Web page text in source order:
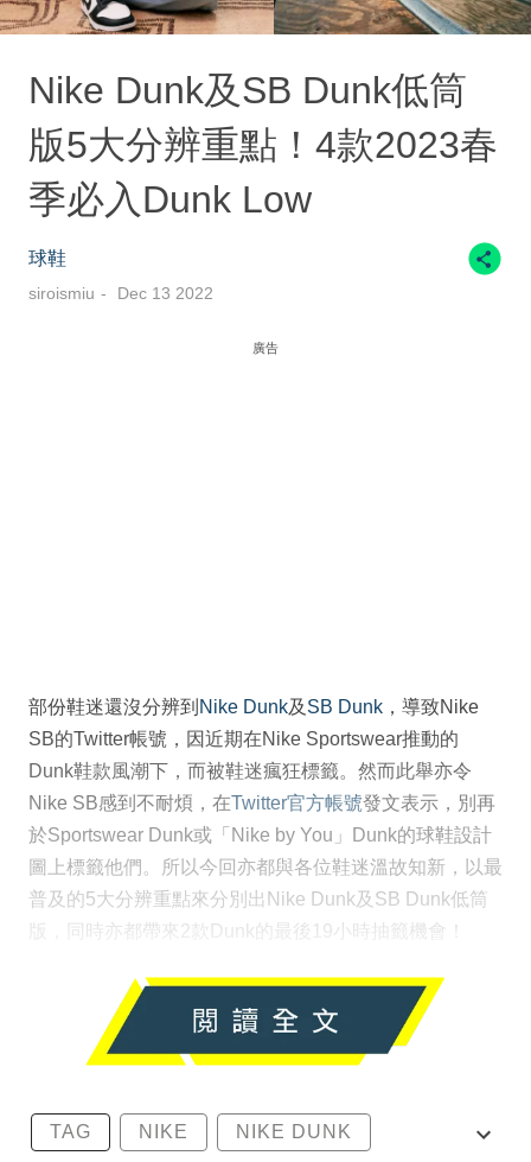
Nike Dunk及SB Dunk低筒
版5大分辨重點！4款2023春
季必入Dunk Low
球鞋
siroismiu Dec 13 2022
廣告
部份鞋迷還沒分辨到 Nike Dunk及 SB Dunk ，導致Nike
SB的Twitter帳號，因近期在Nike Sportswear推動的
Dunk鞋款風潮下，而被鞋迷瘋狂標籤。然而此舉亦令
Nike SB感到不耐煩，在Twitter官方帳號發文表示，別再
於Sportswear Dunk或「Nike by You」Dunk的球鞋設計
圖上標籤他們。所以今回亦都與各位鞋迷溫故知新，以最
普及的5大分辨重點來分別出Nike Dunk及SB Dunk低筒
版，同時亦都帶來2款Dunk的最後19小時抽籤機會！
TAG NIKE NIKE DUNK